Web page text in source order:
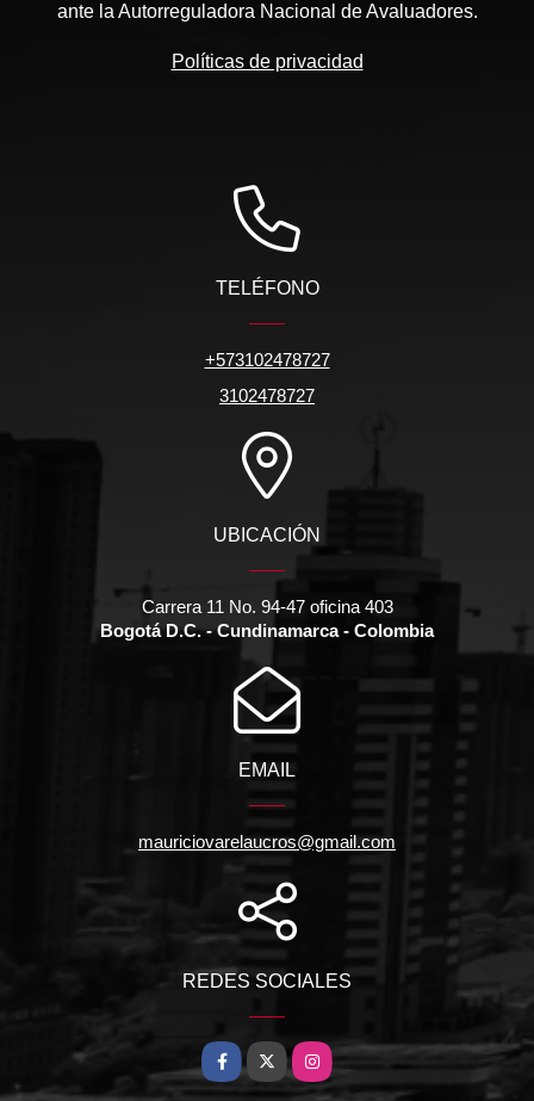
ante la Autorreguladora Nacional de Avaluadores.
Políticas de privacidad
TELÉFONO
+573102478727
3102478727
UBICACIÓN
Carrera 11 No. 94-47 oficina 403
Bogotá D.C. - Cundinamarca - Colombia
EMAIL
mauriciovarelaucros@gmail.com
REDES SOCIALES
Facebook
X Instagram